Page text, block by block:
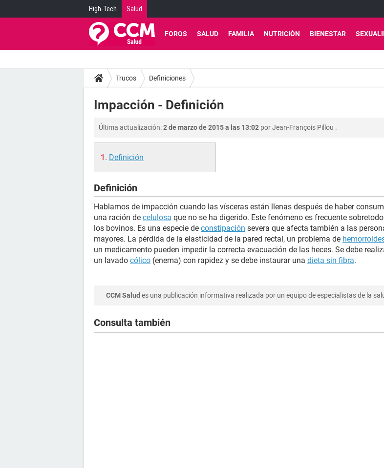
High-Tech Salud
FOROS SALUD FAMILIA NUTRICIÓN BIENESTAR
Trucos Definiciones
Impacción - Definición
Última actualización:2 de marzo de 2015 a las 13:02 porJean-François Pillou .
Definición
Definición
Hablamos de impacción cuando las vísceras están llenas después de haber
una ración de celulosa que no se ha digerido. Este fenómeno es frecuente
los bovinos. Es una especie de constipación severa que afecta también a las
mayores. La pérdida de la elasticidad de la pared rectal, un problema de
un medicamento pueden impedir la correcta evacuación de las heces. Se debe
un lavado cólico (enema) con rapidez y se debe instaurar una dieta sin fibra.
CCM Salud es una publicación informativa realizada por un equipo de especialistas de la
Consulta también